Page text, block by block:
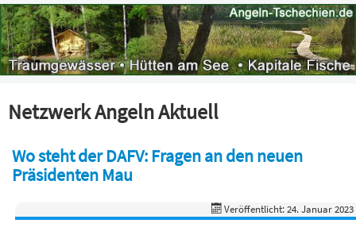
Netzwerk Angeln Aktuell
Wo steht der DAFV: Fragen an den neuen
Präsidenten Mau
Veröffentlicht: 24. Januar 2023